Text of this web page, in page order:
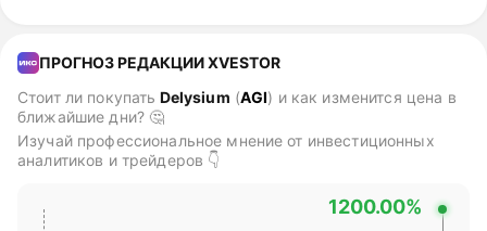
ПРОГНОЗ РЕДАКЦИИ XVESTOR
Стоит ли покупать Delysium (AGI) и как изменится цена в
ближайшие дни? 🤔
Изучай профессиональное мнение от инвестиционных
аналитиков и трейдеров 👇
1200.00%